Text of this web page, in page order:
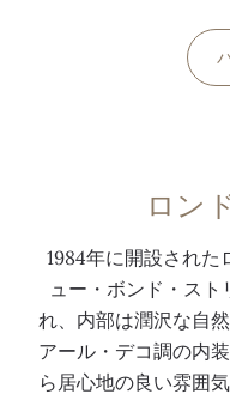
ロン
1984年に開設された
ュー・ボンド・スト
れ、内部は潤沢な自
アール・デコ調の内
ら居心地の良い雰囲